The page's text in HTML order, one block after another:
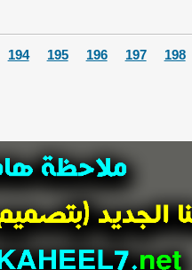
198
197
196
195
194